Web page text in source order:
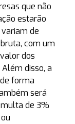
que não
estarão
de
com um
dos
disso, a
forma
será
de 3%